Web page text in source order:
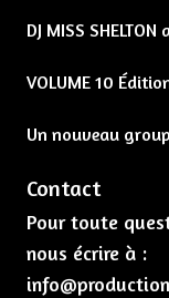
DJ MISS
VOLUME 10
Un nouveau
Contact
Pour toute
nous écrire à :